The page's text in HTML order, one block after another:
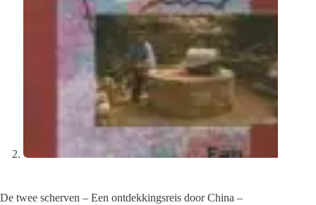
De twee scherven – Een ontdekkingsreis door China –